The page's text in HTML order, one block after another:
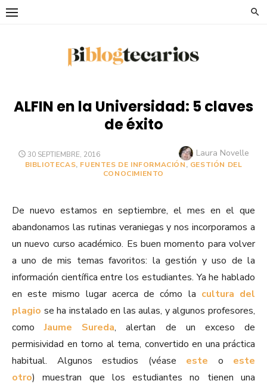
Saltar
ALFIN en la Universidad: 5 claves
de éxito
PUBLICADO
EL
30 SEPTIEMBRE, 2016 Autor
Laura Novelle
BIBLIOTECAS, FUENTES DE INFORMACIÓN, GESTIÓN DEL
CONOCIMIENTO
De nuevo estamos en septiembre, el mes en el que
abandonamos las rutinas veraniegas y nos incorporamos a
un nuevo curso académico. Es buen momento para volver
a uno de mis temas favoritos: la gestión y uso de la
información científica entre los estudiantes. Ya he hablado
en este mismo lugar acerca de cómo la cultura del
plagio se ha instalado en las aulas, y algunos profesores,
comoJaume Sureda, alertan de un exceso de
permisividad en torno al tema, convertido en una práctica
habitual. Algunos estudios (véase este o este
otro) muestran que los estudiantes no tienen una